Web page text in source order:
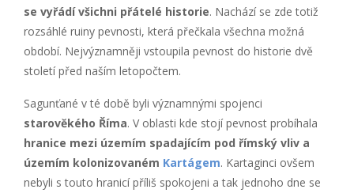
se vyřádí všichni přátelé historie. Nachází se zde totiž
rozsáhlé ruiny pevnosti, která přečkala všechna možná
období. Nejvýznamněji vstoupila pevnost do historie dvě
století před naším letopočtem.
Sagunťané v té době byli významnými spojenci
starověkého Říma. V oblasti kde stojí pevnost probíhala
hranice mezi územím spadajícím pod římský vliv a
územím kolonizovaném Kartágem. Kartaginci ovšem
nebyli s touto hranicí příliš spokojeni a tak jednoho dne se